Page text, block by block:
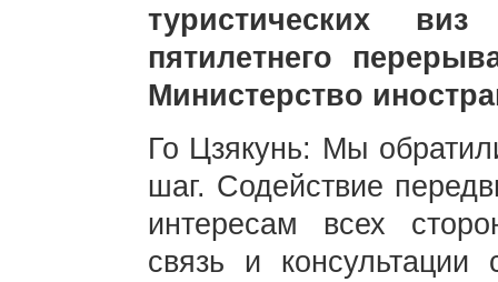
туристических
пятилетнего
Министерство
Го Цзякунь: Мы
шаг. Содействие
интересам всех
связь и